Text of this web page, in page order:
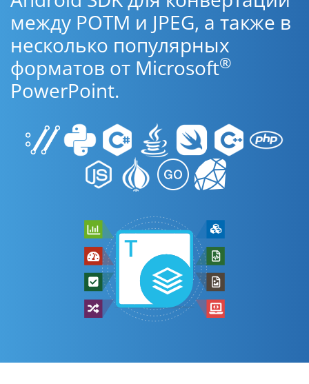
между POTM и JPEG, а также в
несколько популярных
форматов от Microsoft®
PowerPoint.